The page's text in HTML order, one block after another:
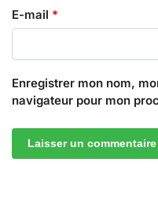
E-mail *
Enregistrer mon nom,
navigateur pour mon